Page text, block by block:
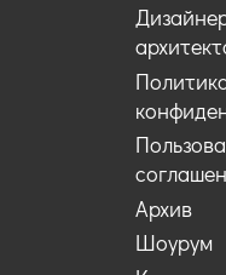
Архив
Шоурум